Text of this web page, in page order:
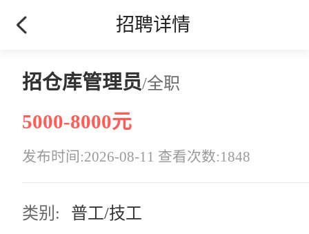
招聘详情
招仓库管理员/全职
5000-8000元
发布时间:2026-08-11 查看次数:1848
类别:
普工/技工